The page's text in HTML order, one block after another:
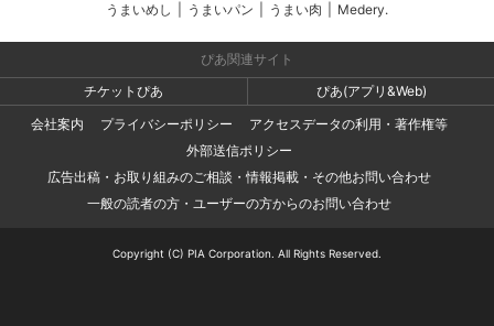
うまいめし
うまいパン うまい肉 Medery.
ぴあ関連サイト
チケットぴあ
ぴあ(アプリ&Web)
会社案内
プライバシーポリシー
アクセスデータの利用・著作権等
外部送信ポリシー
広告出稿・お取り組みのご相談・情報掲載・その他お問い合わせ
一般の読者の方・ユーザーの方からのお問い合わせ
Copyright (C) PIA Corporation. All Rights Reserved.